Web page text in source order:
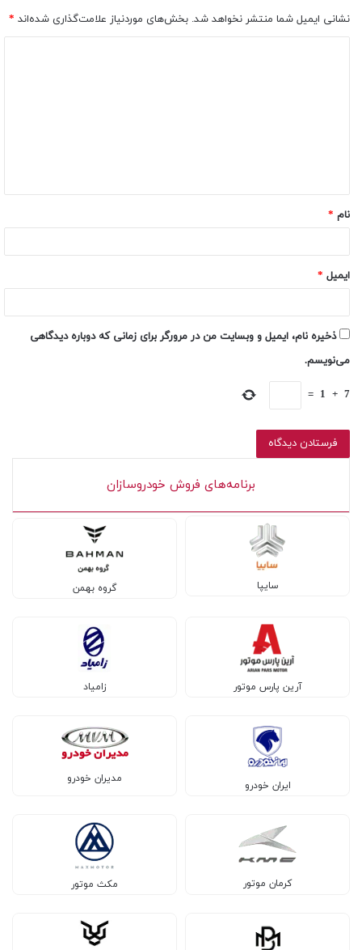
نشانی ایمیل شما منتشر نخواهد شد. بخش‌های موردنیاز علامت‌گذاری شده‌اند *
نام *
ایمیل *
ذخیره نام، ایمیل و وبسایت من در مرورگر برای زمانی که دوباره دیدگاهی
می‌نویسم.
7
+
1
=
برنامه‌های فروش خودروسازان
سایپا گروه بهمن
آرین پارس موتور زامیاد
ایران خودرو
مدیران خودرو
کرمان موتور مکث موتور